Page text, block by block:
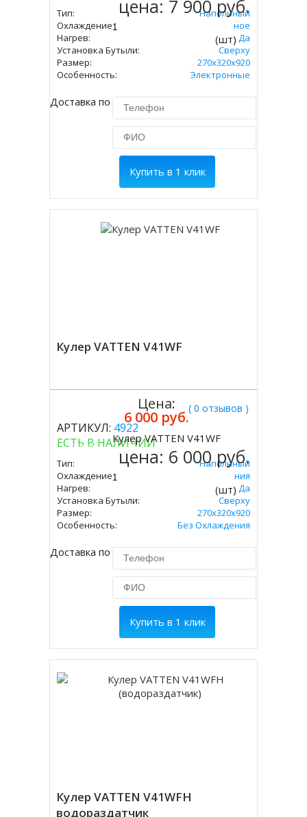
Тип:
Напольный
Охлаждение:
Электронное
Нагрев:
Да
Установка Бутыли:
Сверху
Размер:
270х320х920
Особенность:
Электронные
Доставка по Москве 450 руб.
цена: 7 900 руб.
(шт)
Купить в 1 клик
Кулер VATTEN V41WF
( 0 отзывов )
АРТИКУЛ: 4922
ЕСТЬ В НАЛИЧИИ
Тип:
Напольный
Охлаждение:
Без Охлаждения
Нагрев:
Да
Установка Бутыли:
Сверху
Размер:
270х320х920
Особенность:
Без Охлаждения
Доставка по Москве 450 руб.
Цена:
6 000 руб.
Купить
Кулер VATTEN V41WF
цена: 6 000 руб.
(шт)
Купить в 1 клик
Кулер VATTEN V41WFH
водораздатчик